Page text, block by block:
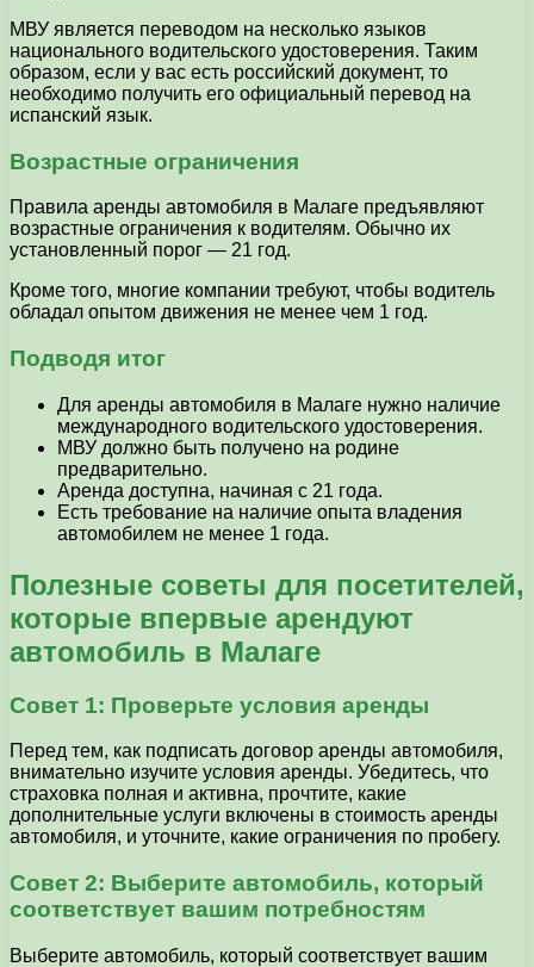
МВУ является переводом на несколько языков
национального водительского удостоверения. Таким
образом, если у вас есть российский документ, то
необходимо получить его официальный перевод на
испанский язык.
Возрастные ограничения
Правила аренды автомобиля в Малаге предъявляют
возрастные ограничения к водителям. Обычно их
установленный порог — 21 год.
Кроме того, многие компании требуют, чтобы водитель
обладал опытом движения не менее чем 1 год.
Подводя итог
Для аренды автомобиля в Малаге нужно наличие
международного водительского удостоверения.
МВУ должно быть получено на родине
предварительно.
Аренда доступна, начиная с 21 года.
Есть требование на наличие опыта владения
автомобилем не менее 1 года.
Полезные советы для посетителей,
которые впервые арендуют
автомобиль в Малаге
Совет 1: Проверьте условия аренды
Перед тем, как подписать договор аренды автомобиля,
внимательно изучите условия аренды. Убедитесь, что
страховка полная и активна, прочтите, какие
дополнительные услуги включены в стоимость аренды
автомобиля, и уточните, какие ограничения по пробегу.
Совет 2: Выберите автомобиль, который
соответствует вашим потребностям
Выберите автомобиль, который соответствует вашим